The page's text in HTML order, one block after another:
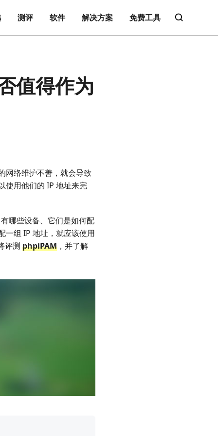
测评 软件 解决方案 免费工具
值得作为
网络维护不善，就会导致
使用他们的 IP 地址来完
哪些设备、它们是如何配
一组 IP 地址，就应该使用
评测 phpiPAM ，并了解